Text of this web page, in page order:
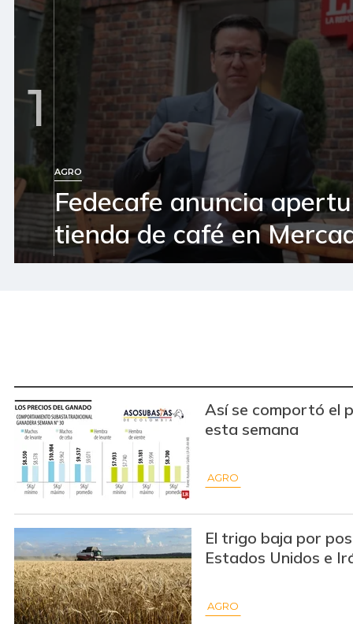
1
AGRO
Fedecafe anuncia
tienda de café en
Así se comportó el
esta semana
AGRO
El trigo baja por
Estados Unidos e
AGRO